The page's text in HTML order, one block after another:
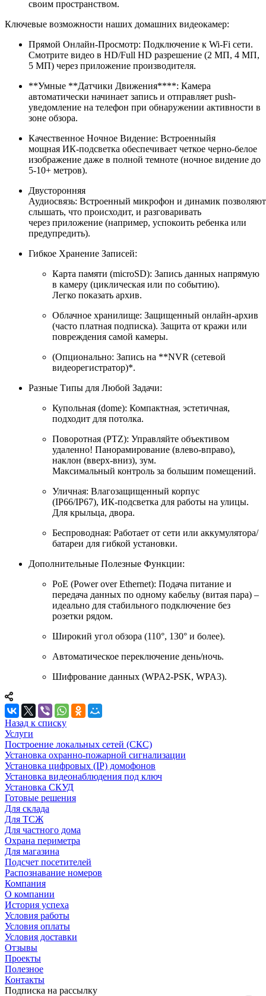
своим пространством.
Ключевые возможности наших домашних видеокамер:
Прямой Онлайн-Просмотр: Подключение к Wi-Fi сети.
Смотрите видео в HD/Full HD разрешение (2 МП, 4 МП,
5 МП) через приложение производителя.
**Умные **Датчики Движения****: Камера
автоматически начинает запись и отправляет push-
уведомление на телефон при обнаружении активности в
зоне обзора.
Качественное Ночное Видение: Встроенныйя
мощная ИК-подсветка обеспечивает четкое черно-белое
изображение даже в полной темноте (ночное видение до
5-10+ метров).
Двусторонняя
Аудиосвязь: Встроенный микрофон и динамик позволяют
слышать, что происходит, и разговаривать
через приложение (например, успокоить ребенка или
предупредить).
Гибкое Хранение Записей:
Карта памяти (microSD): Запись данных напрямую
в камеру (циклическая или по событию).
Легко показать архив.
Облачное хранилище: Защищенный онлайн-архив
(часто платная подписка). Защита от кражи или
повреждения самой камеры.
(Опционально: Запись на **NVR (сетевой
видеорегистратор)*.
Разные Типы для Любой Задачи:
Купольная (dome): Компактная, эстетичная,
подходит для потолка.
Поворотная (PTZ): Управляйте объективом
удаленно! Панорамирование (влево-вправо),
наклон (вверх-вниз), зум.
Максимальный контроль за большим помещений.
Уличная: Влагозащищенный корпус
(IP66/IP67), ИК-подсветка для работы на улицы.
Для крыльца, двора.
Беспроводная: Работает от сети или аккумулятора/
батареи для гибкой установки.
Дополнительные Полезные Функции:
PoE (Power over Ethernet): Подача питание и
передача данных по одному кабельу (витая пара) –
идеально для стабильного подключение без
розетки рядом.
Широкий угол обзора (110°, 130° и более).
Автоматическое переключение день/ночь.
Шифрование данных (WPA2-PSK, WPA3).
Назад к списку
Услуги
Построение локальных сетей (СКС)
Установка охранно-пожарной сигнализации
Установка цифровых (IP) домофонов
Установка видеонаблюдения под ключ
Установка СКУД
Готовые решения
Для склада
Для ТСЖ
Для частного дома
Охрана периметра
Для магазина
Подсчет посетителей
Распознавание номеров
Компания
О компании
История успеха
Условия работы
Условия оплаты
Условия доставки
Отзывы
Проекты
Полезное
Контакты
Подписка на рассылку